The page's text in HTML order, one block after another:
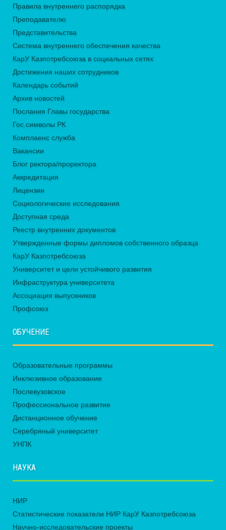
Правила внутреннего распорядка
Преподавателю
Представительства
Система внутреннего обеспечения качества
КарУ Казпотребсоюза в социальных сетях
Достижения наших сотрудников
Календарь событий
Архив новостей
Послания Главы государства
Гос.символы РК
Комплаенс служба
Вакансии
Блог ректора/проректора
Аккредитация
Лицензии
Социологические исследования
Доступная среда
Реестр внутренних документов
Утвержденные формы дипломов собственного образца
КарУ Казпотребсоюза
Университет и цели устойчивого развития
Инфраструктура университета
Ассоциация выпускников
Профсоюз
ОБУЧЕНИЕ
Образовательные программы
Инклюзивное образование
Послевузовское
Профессиональное развитие
Дистанционное обучение
Серебряный университет
УНПК
НАУКА
НИР
Статистические показатели НИР КарУ Казпотребсоюза
Научно-исследовательские проекты